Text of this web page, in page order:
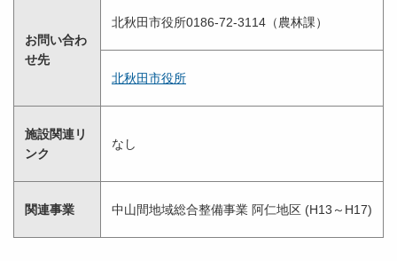
お問い合わ
せ先
北秋田市役所0186-72-3114（農林課）
北秋田市役所
施設関連リ
ンク
なし
関連事業 中山間地域総合整備事業 阿仁地区 (H13～H17)